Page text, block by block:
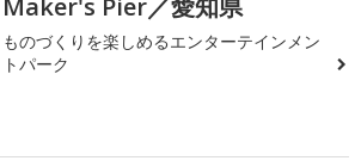
Maker's Pier／愛知県
ものづくりを楽しめるエンターテインメン
トパーク